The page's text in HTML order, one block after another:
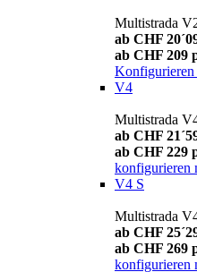
Multistrada
ab CHF
ab CHF 209
Konfigurieren
V4
Multistrada
ab CHF
ab CHF 229
konfigurieren
V4 S
Multistrada
ab CHF
ab CHF 269
konfigurieren